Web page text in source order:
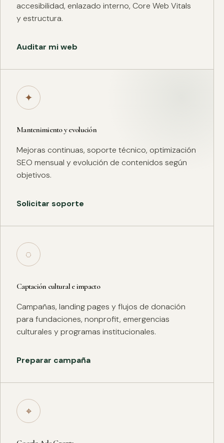
accesibilidad, enlazado interno, Core Web Vitals
y estructura.
Auditar mi web
✦
Mantenimiento y evolución
Mejoras continuas, soporte técnico, optimización
SEO mensual y evolución de contenidos según
objetivos.
Solicitar soporte
◌
Captación cultural e impacto
Campañas, landing pages y flujos de donación
para fundaciones, nonprofit, emergencias
culturales y programas institucionales.
Preparar campaña
⌖